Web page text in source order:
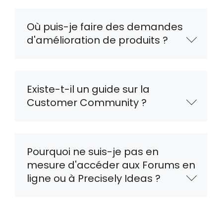
Où puis-je faire des demandes
d'amélioration de produits ?
Existe-t-il un guide sur la
Customer Community ?
Pourquoi ne suis-je pas en
mesure d'accéder aux Forums en
ligne ou à Precisely Ideas ?